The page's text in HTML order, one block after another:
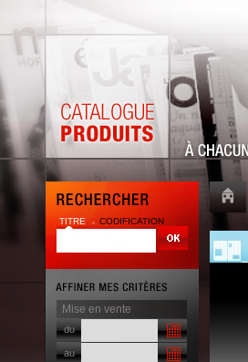
TITRE CODIFICATION
Mise en vente
du
au